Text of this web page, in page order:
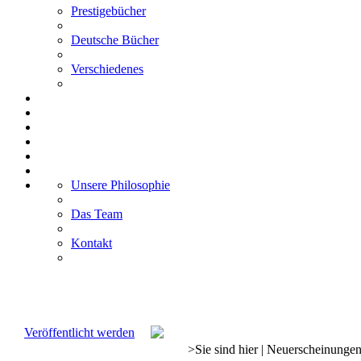
Prestigebücher
Deutsche Bücher
Verschiedenes
Unsere Philosophie
Das Team
Kontakt
Veröffentlicht werden
>Sie sind hier| Neuerscheinungen